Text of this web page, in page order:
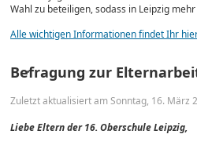
Wahl zu beteiligen, sodass in Leipzig
Alle wichtigen Informationen findet Ihr
Befragung zur
Zuletzt aktualisiert am Sonntag, 16. März
Liebe Eltern der 16. Oberschule Leipzig,